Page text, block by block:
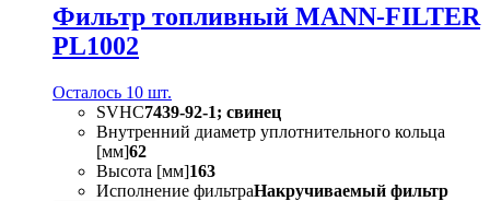
Фильтр топливный MANN-FILTER
PL1002
Осталось 10 шт.
SVHC7439-92-1; свинец
Внутренний диаметр уплотнительного кольца
[мм]62
Высота [мм]163
Исполнение фильтраНакручиваемый фильтр